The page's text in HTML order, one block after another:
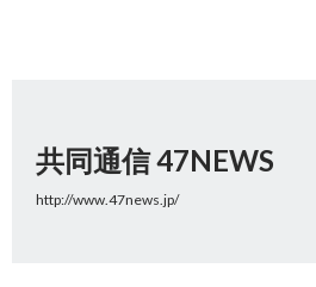
共同通信 47NEWS
http://www.47news.jp/